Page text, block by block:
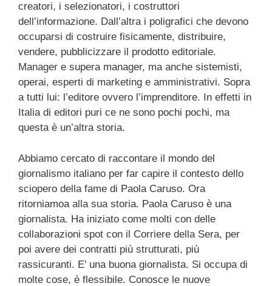
creatori, i selezionatori, i costruttori
dell’informazione. Dall’altra i poligrafici che devono
occuparsi di costruire fisicamente, distribuire,
vendere, pubblicizzare il prodotto editoriale.
Manager e supera manager, ma anche sistemisti,
operai, esperti di marketing e amministrativi. Sopra
a tutti lui: l’editore ovvero l’imprenditore. In effetti in
Italia di editori puri ce ne sono pochi pochi, ma
questa è un’altra storia.
Abbiamo cercato di raccontare il mondo del
giornalismo italiano per far capire il contesto dello
sciopero della fame di Paola Caruso. Ora
ritorniamoa alla sua storia. Paola Caruso è una
giornalista. Ha iniziato come molti con delle
collaborazioni spot con il Corriere della Sera, per
poi avere dei contratti più strutturati, più
rassicuranti. E’ una buona giornalista. Si occupa di
molte cose, è flessibile. Conosce le nuove